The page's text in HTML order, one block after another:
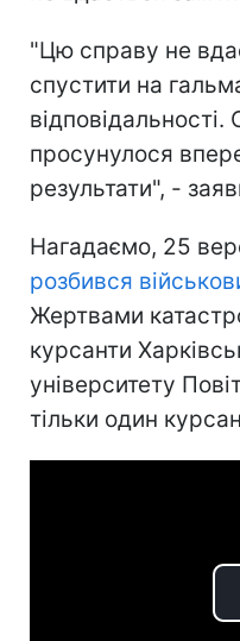
"Цю справу не
спустити на
відповідальності.
просунулося
результати", -
Нагадаємо, 25
розбився
Жертвами
курсанти
університету
тільки один